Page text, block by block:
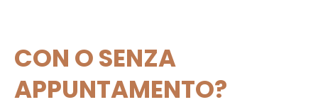
CON O SENZA
APPUNTAMENTO?